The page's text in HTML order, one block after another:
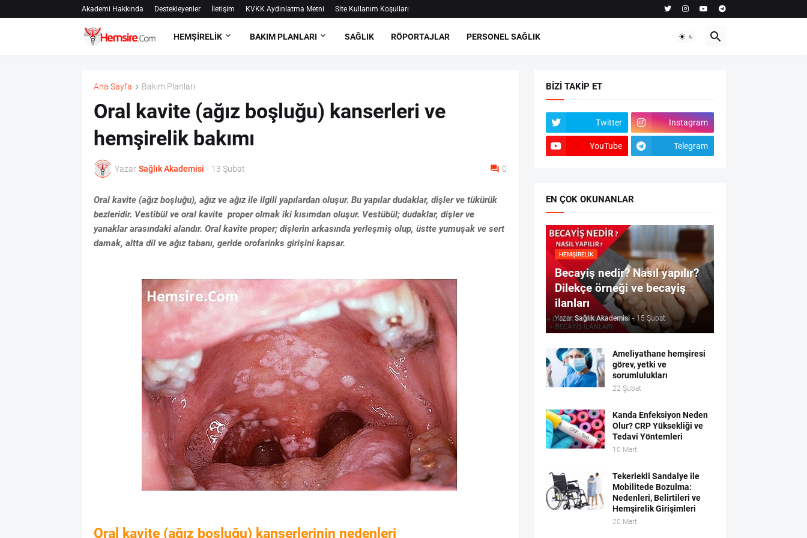
Akademi Hakkında Destekleyenler İletişim KVKK Aydınlatma Metni Site Kullanım Koşulları
HEMŞİRELİK BAKIM PLANLARI SAĞLIK RÖPORTAJLAR PERSONEL SAĞLIK
Ana Sayfa Bakım Planları
Oral kavite (ağız boşluğu) kanserleri ve
hemşirelik bakımı
Yazar Sağlık Akademisi - 13 Şubat 0
Oral kavite (ağız boşluğu), ağız ve ağız ile ilgili yapılardan oluşur. Bu yapılar dudaklar, dişler ve tükürük
bezleridir. Vestibül ve oral kavite proper olmak iki kısımdan oluşur. Vestübül; dudaklar, dişler ve
yanaklar arasındaki alandır. Oral kavite proper; dişlerin arkasında yerleşmiş olup, üstte yumuşak ve sert
damak, altta dil ve ağız tabanı, geride orofarinks girişini kapsar.
Oral kavite (ağız boşluğu) kanserlerinin nedenleri
BIZI TAKIP ET
Twitter Instagram
YouTube Telegram
EN ÇOK OKUNANLAR
HEMŞIRELIK
Becayiş nedir? Nasıl yapılır?
Dilekçe örneği ve becayiş
ilanları
Yazar Sağlık Akademisi - 15 Şubat
Ameliyathane hemşiresi
görev, yetki ve
sorumlulukları
22 Şubat
Kanda Enfeksiyon Neden
Olur? CRP Yüksekliği ve
Tedavi Yöntemleri
10 Mart
Tekerlekli Sandalye ile
Mobilitede Bozulma:
Nedenleri, Belirtileri ve
Hemşirelik Girişimleri
20 Mart